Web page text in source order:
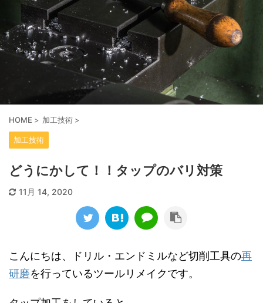
HOME > 加工技術 >
加工技術
どうにかして！！タップのバリ対策
11月 14, 2020
こんにちは、ドリル・エンドミルなど切削工具の再
研磨を行っているツールリメイクです。